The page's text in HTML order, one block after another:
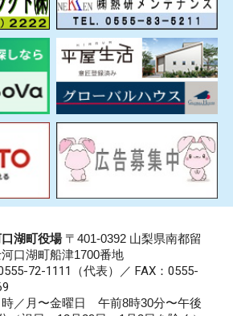
湖町役場〒401-0392 山梨県南都留
口湖町船津1700番地
72-1111 （代表）／ FAX：0555-
時／月〜金曜日 午前8時30分〜午後